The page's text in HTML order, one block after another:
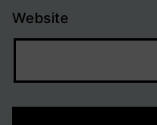
Website